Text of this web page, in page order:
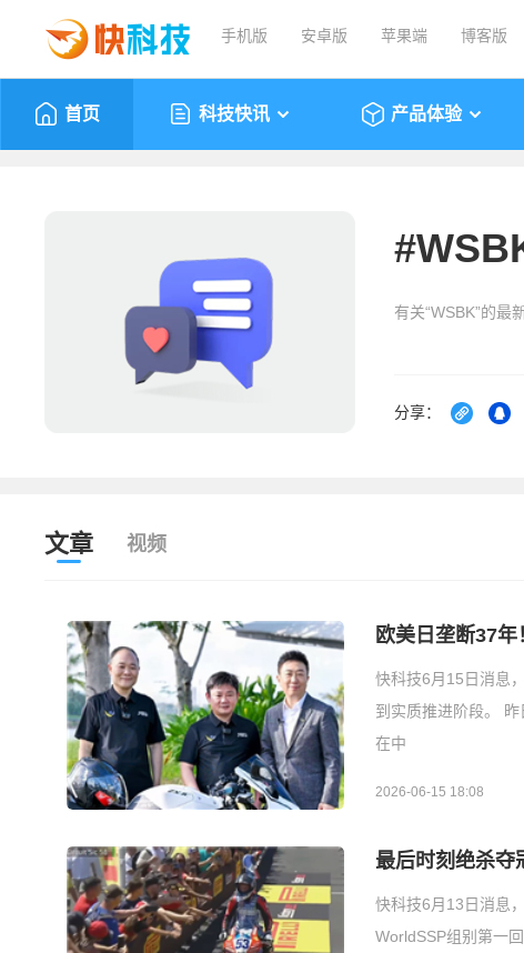
手机版 安卓版 苹果端 博客版
首页 科技快讯 产品体验
#
有关“WSBK”的最
分享：
文章 视频
欧美日垄断37
快科技6月15日消息
到实质推进阶段。
在中
2026-06-15 18:08
最后时刻绝杀夺
快科技6月13日消息
WorldSSP组别第一